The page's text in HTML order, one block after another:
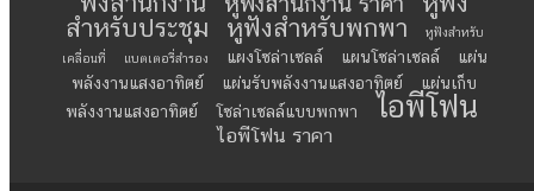
สำหรับประชุม
หูฟังสำหรับพกพา
หูฟังสำหรับ
เคลื่อนที่
แบตเตอรี่สำรอง แผงโซล่าเซลล์ แผนโซล่าเซลล์
แผ่น
พลังงานแสงอาทิตย์
แผ่นรับพลังงานแสงอาทิตย์
แผ่นเก็บ
พลังงานแสงอาทิตย์
โซล่าเซลล์แบบพกพา ไอพีโฟน
ไอพีโฟน ราคา